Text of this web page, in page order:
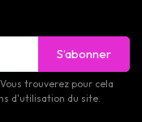
S’abonner
trouverez pour cela
d'utilisation du site.